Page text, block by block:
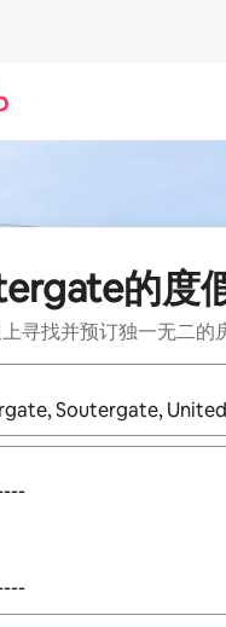
的度
寻找并预订独一无二的
结果，请使用上下方向键查